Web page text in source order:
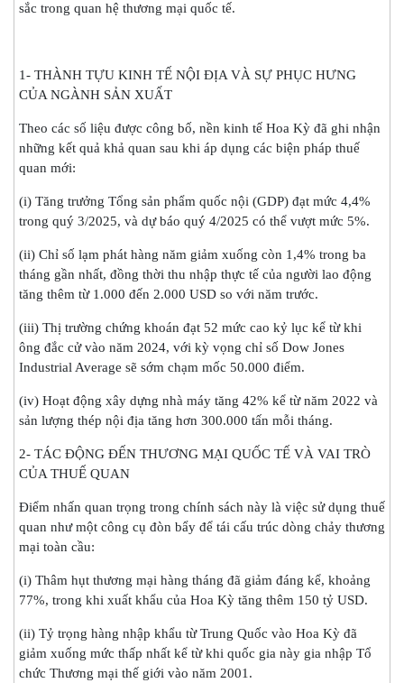
sắc trong quan hệ thương mại quốc tế.
1- THÀNH TỰU KINH TẾ NỘI ĐỊA VÀ SỰ PHỤC HƯNG
CỦA NGÀNH SẢN XUẤT
Theo các số liệu được công bố, nền kinh tế Hoa Kỳ đã ghi nhận
những kết quả khả quan sau khi áp dụng các biện pháp thuế
quan mới:
(i) Tăng trưởng Tổng sản phẩm quốc nội (GDP) đạt mức 4,4%
trong quý 3/2025, và dự báo quý 4/2025 có thể vượt mức 5%.
(ii) Chỉ số lạm phát hàng năm giảm xuống còn 1,4% trong ba
tháng gần nhất, đồng thời thu nhập thực tế của người lao động
tăng thêm từ 1.000 đến 2.000 USD so với năm trước.
(iii) Thị trường chứng khoán đạt 52 mức cao kỷ lục kể từ khi
ông đắc cử vào năm 2024, với kỳ vọng chỉ số Dow Jones
Industrial Average sẽ sớm chạm mốc 50.000 điểm.
(iv) Hoạt động xây dựng nhà máy tăng 42% kể từ năm 2022 và
sản lượng thép nội địa tăng hơn 300.000 tấn mỗi tháng.
2- TÁC ĐỘNG ĐẾN THƯƠNG MẠI QUỐC TẾ VÀ VAI TRÒ
CỦA THUẾ QUAN
Điểm nhấn quan trọng trong chính sách này là việc sử dụng thuế
quan như một công cụ đòn bẩy để tái cấu trúc dòng chảy thương
mại toàn cầu:
(i) Thâm hụt thương mại hàng tháng đã giảm đáng kể, khoảng
77%, trong khi xuất khẩu của Hoa Kỳ tăng thêm 150 tỷ USD.
(ii) Tỷ trọng hàng nhập khẩu từ Trung Quốc vào Hoa Kỳ đã
giảm xuống mức thấp nhất kể từ khi quốc gia này gia nhập Tổ
chức Thương mại thế giới vào năm 2001.